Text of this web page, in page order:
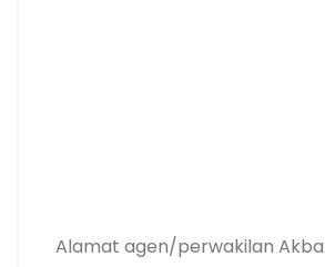
Alamat agen/perwakilan